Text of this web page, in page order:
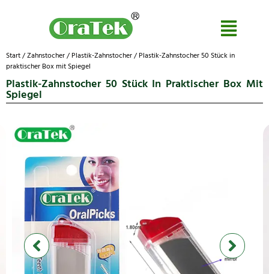
Start/Zahnstocher/ Plastik-Zahnstocher/ Plastik-Zahnstocher 50 Stück in
praktischer Box mit Spiegel
Plastik-Zahnstocher 50 Stück In Praktischer Box Mit
Spiegel